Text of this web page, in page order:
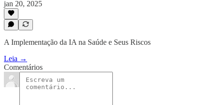
jan 20, 2025
A Implementação da IA na Saúde e Seus Riscos
Leia →
Comentários